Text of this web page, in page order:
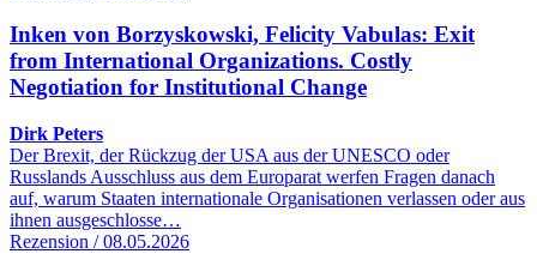
Inken von Borzyskowski, Felicity Vabulas: Exit
from International Organizations. Costly
Negotiation for Institutional Change
Dirk Peters
Der Brexit, der Rückzug der USA aus der UNESCO oder
Russlands Ausschluss aus dem Europarat werfen Fragen danach
auf, warum Staaten internationale Organisationen verlassen oder aus
ihnen ausgeschlosse…
Rezension / 08.05.2026